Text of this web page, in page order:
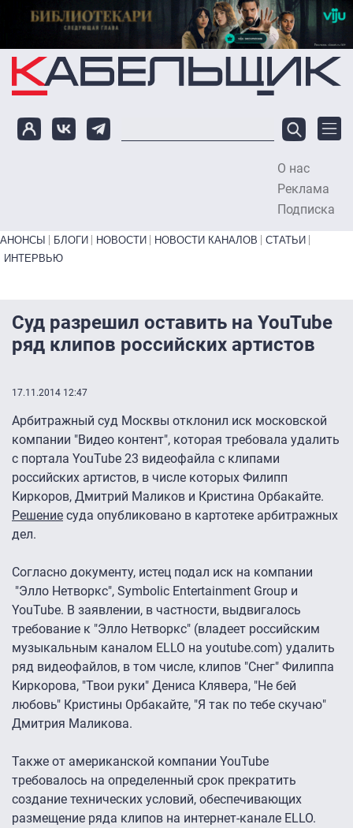
Перейти к основному содержанию
О нас
Реклама
Подписка
Primary links bottom
АНОНСЫ БЛОГИ НОВОСТИ НОВОСТИ КАНАЛОВ
СТАТЬИ
ИНТЕРВЬЮ
Суд разрешил оставить на YouTube
ряд клипов российских артистов
17.11.2014 12:47
Арбитражный суд Москвы отклонил иск московской
компании "Видео контент", которая требовала удалить
с портала YouTube 23 видеофайла с клипами
российских артистов, в числе которых Филипп
Киркоров, Дмитрий Маликов и Кристина Орбакайте.
Решение суда опубликовано в картотеке арбитражных
дел.
Согласно документу, истец подал иск на компании
"Элло Нетворкс", Symbolic Entertainment Group и
YouTube. В заявлении, в частности, выдвигалось
требование к "Элло Нетворкс" (владеет российским
музыкальным каналом ELLO на youtube.com) удалить
ряд видеофайлов, в том числе, клипов "Снег" Филиппа
Киркорова, "Твои руки" Дениса Клявера, "Не бей
любовь" Кристины Орбакайте, "Я так по тебе скучаю"
Дмитрия Маликова.
Также от американской компании YouTube
требовалось на определенный срок прекратить
создание технических условий, обеспечивающих
размещение ряда клипов на интернет-канале ELLO.